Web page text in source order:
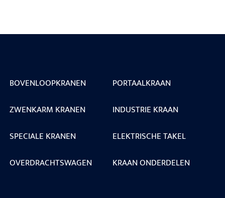
BOVENLOOPKRANEN
PORTAALKRAAN
ZWENKARM KRANEN
INDUSTRIE KRAAN
SPECIALE KRANEN
ELEKTRISCHE TAKEL
OVERDRACHTSWAGEN
KRAAN ONDERDELEN